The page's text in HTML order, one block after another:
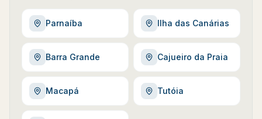
Parnaíba Ilha das Canárias
Barra Grande Cajueiro da Praia
Macapá Tutóia